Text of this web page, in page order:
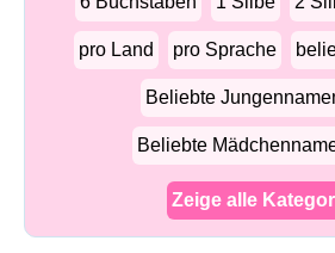
pro Land pro Sprache
Beliebte
Beliebte
Zeige alle